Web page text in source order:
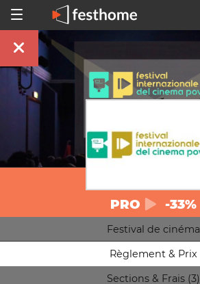
PRO -33%
Festival de cinéma
Règlement & Prix
Sections & Frais (3)